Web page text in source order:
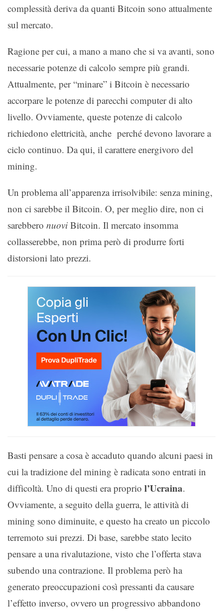
complessità deriva da quanti Bitcoin sono attualmente
sul mercato.
Ragione per cui, a mano a mano che si va avanti, sono
necessarie potenze di calcolo sempre più grandi.
Attualmente, per “minare” i Bitcoin è necessario
accorpare le potenze di parecchi computer di alto
livello. Ovviamente, queste potenze di calcolo
richiedono elettricità, anche perché devono lavorare a
ciclo continuo. Da qui, il carattere energivoro del
mining.
Un problema all’apparenza irrisolvibile: senza mining,
non ci sarebbe il Bitcoin. O, per meglio dire, non ci
sarebbero nuovi Bitcoin. Il mercato insomma
collasserebbe, non prima però di produrre forti
distorsioni lato prezzi.
Basti pensare a cosa è accaduto quando alcuni paesi in
cui la tradizione del mining è radicata sono entrati in
difficoltà. Uno di questi era proprio l’Ucraina.
Ovviamente, a seguito della guerra, le attività di
mining sono diminuite, e questo ha creato un piccolo
terremoto sui prezzi. Di base, sarebbe stato lecito
pensare a una rivalutazione, visto che l’offerta stava
subendo una contrazione. Il problema però ha
generato preoccupazioni così pressanti da causare
l’effetto inverso, ovvero un progressivo abbandono